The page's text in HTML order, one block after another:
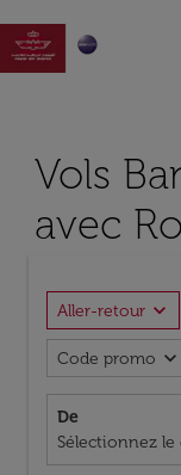

Vols
avec
Aller-retour expand_more
Code promo expand_more
De
Sélectionnez le